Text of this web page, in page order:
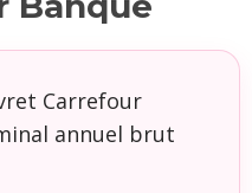
Carrefour
annuel brut